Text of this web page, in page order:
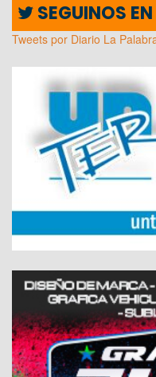
SEGUINOS
Tweets por Diario La